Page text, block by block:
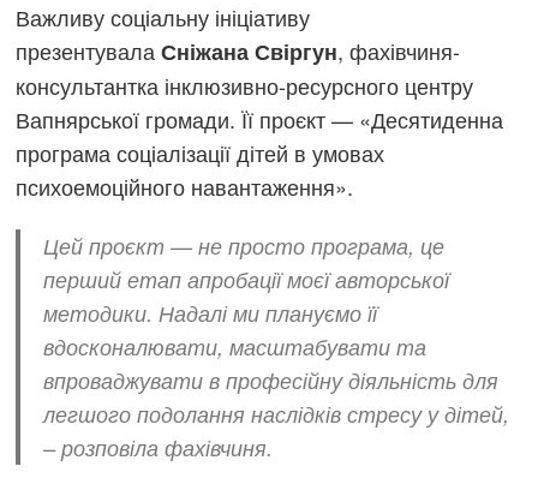
Важливу соціальну ініціативу
презентувалаСніжана Свіргун, фахівчиня-
консультантка інклюзивно-ресурсного центру
Вапнярської громади. Її проєкт — «Десятиденна
програма соціалізації дітей в умовах
психоемоційного навантаження».
Цей проєкт — не просто програма, це
перший етап апробації моєї авторської
методики. Надалі ми плануємо її
вдосконалювати, масштабувати та
впроваджувати в професійну діяльність для
легшого подолання наслідків стресу у дітей,
– розповіла фахівчиня.